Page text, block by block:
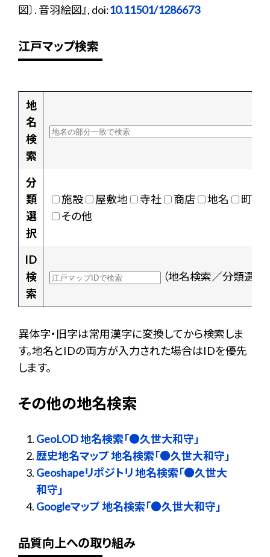
図〕. 音羽絵図』, doi:10.11501/1286673
江戸マップ検索
地
名
検
索
分
類
選
択
施設 屋敷地 寺社 商店 地名
町村
その他
ID
検
索
（地名検索／分類選択
異体字・旧字は常用漢字に変換してから検索しま
す。地名とIDの両方が入力された場合はIDを優先
します。
その他の地名検索
GeoLOD 地名検索「●久世大和守」
歴史地名マップ 地名検索「●久世大和守」
Geoshapeリポジトリ 地名検索「●久世大
和守」
Googleマップ 地名検索「●久世大和守」
品質向上への取り組み